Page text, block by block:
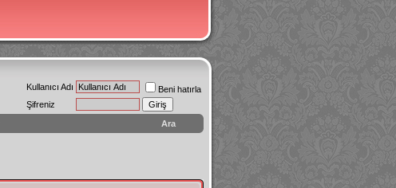
Kullanıcı Adı
Beni hatırla
Şifreniz
Ara